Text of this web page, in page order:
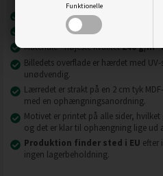
Funktionelle
Nyeste printteknologi
Billeder på lærred er
Materiale - højeste kvalitet240 g/m
Billedets overflade er hærdet med
unødvendig.
Lærredet er strakt på en 2 cm tyk
med en ophængningsanordning.
Motivet er printet på alle sider,
og det er klar til ophængning lige ud
Produktion finder sted i EU efter
ingen lagerbeholdning.